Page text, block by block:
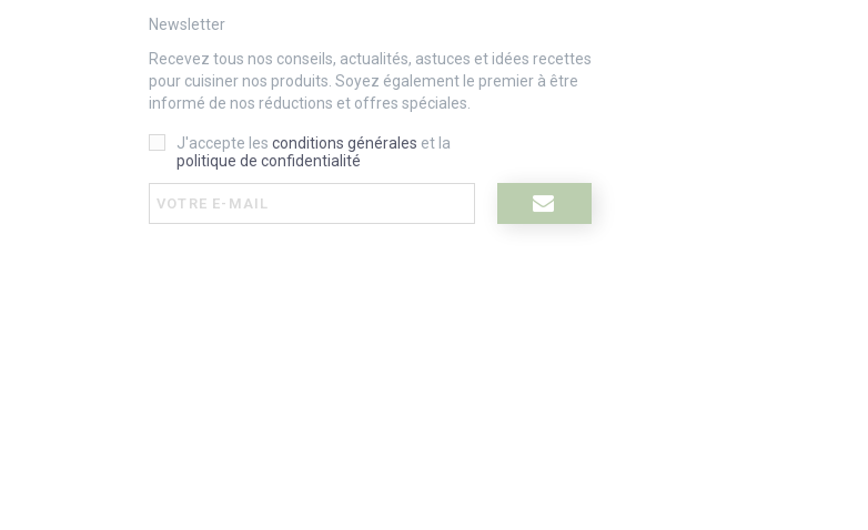
Newsletter
Recevez tous nos conseils, actualités, astuces et idées recettes
pour cuisiner nos produits. Soyez également le premier à être
informé de nos réductions et offres spéciales.
J'accepte les conditions générales et la
politique de confidentialité